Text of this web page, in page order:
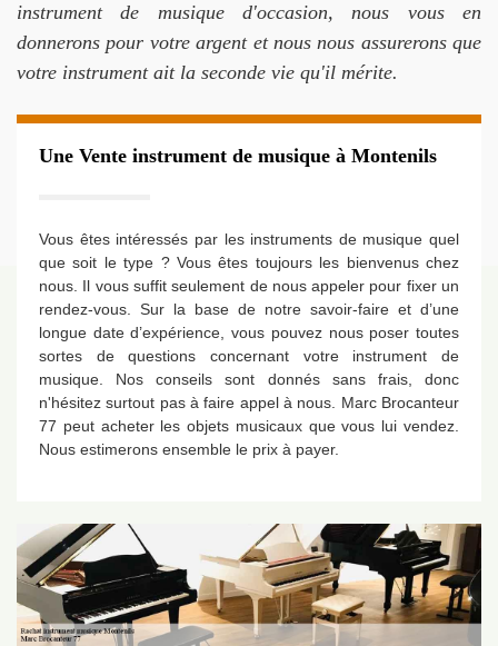
instrument de musique d'occasion, nous vous en
donnerons pour votre argent et nous nous assurerons que
votre instrument ait la seconde vie qu'il mérite.
Une Vente instrument de musique à Montenils
Vous êtes intéressés par les instruments de musique quel
que soit le type ? Vous êtes toujours les bienvenus chez
nous. Il vous suffit seulement de nous appeler pour fixer un
rendez-vous. Sur la base de notre savoir-faire et d’une
longue date d’expérience, vous pouvez nous poser toutes
sortes de questions concernant votre instrument de
musique. Nos conseils sont donnés sans frais, donc
n'hésitez surtout pas à faire appel à nous. Marc Brocanteur
77 peut acheter les objets musicaux que vous lui vendez.
Nous estimerons ensemble le prix à payer.